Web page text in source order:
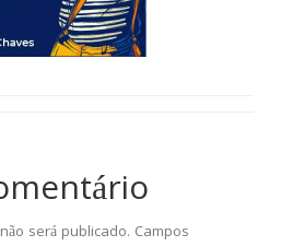
será publicado. Campos